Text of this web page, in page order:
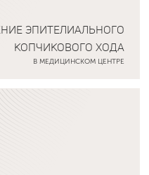
ЭПИТЕЛИАЛЬНОГО
КОПЧИКОВОГО ХОДА
В МЕДИЦИНСКОМ ЦЕНТРЕ